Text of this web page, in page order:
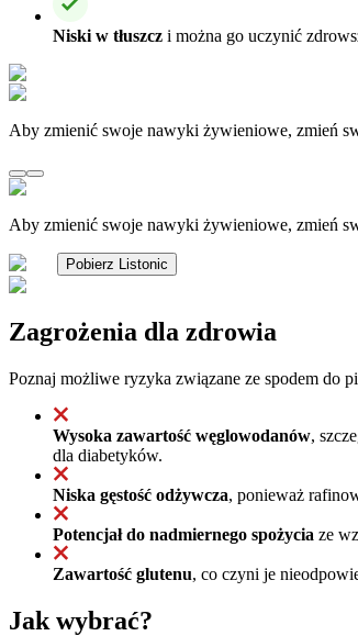
Niski w tłuszcz i można go uczynić
Aby zmienić swoje nawyki żywieniowe, zmień
Aby zmienić swoje nawyki żywieniowe, zmień
Pobierz Listonic
Zagrożenia dla zdrowia
Poznaj możliwe ryzyka związane ze spodem do
Wysoka zawartość węglowodanów,
dla diabetyków.
Niska gęstość odżywcza, ponieważ
Potencjał do nadmiernego spożycia ze
Zawartość glutenu, co czyni je
Jak wybrać?